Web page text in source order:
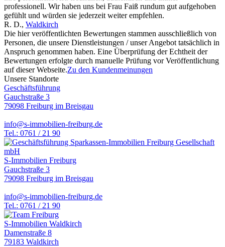
professionell. Wir haben uns bei Frau Faiß rundum gut aufgehoben
gefühlt und würden sie jederzeit weiter empfehlen.
R. D., Waldkirch
Die hier veröffentlichten Bewertungen stammen ausschließlich von
Personen, die unsere Dienstleistungen / unser Angebot tatsächlich in
Anspruch genommen haben. Eine Überprüfung der Echtheit der
Bewertungen erfolgte durch manuelle Prüfung vor Veröffentlichung
auf dieser Webseite.Zu den Kundenmeinungen
Unsere Standorte
Geschäftsführung
Gauchstraße 3
79098 Freiburg im Breisgau
info@s-immobilien-freiburg.de
Tel.: 0761 / 21 90
S-Immobilien Freiburg
Gauchstraße 3
79098 Freiburg im Breisgau
info@s-immobilien-freiburg.de
Tel.: 0761 / 21 90
S-Immobilien Waldkirch
Damenstraße 8
79183 Waldkirch